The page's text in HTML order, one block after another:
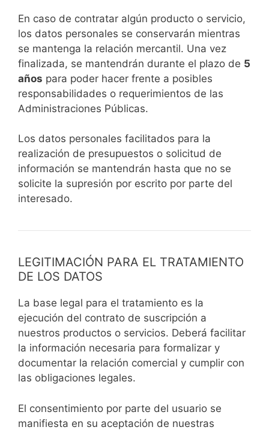
En caso de contratar algún producto o servicio,
los datos personales se conservarán mientras
se mantenga la relación mercantil. Una vez
finalizada, se mantendrán durante el plazo de 5
años para poder hacer frente a posibles
responsabilidades o requerimientos de las
Administraciones Públicas.
Los datos personales facilitados para la
realización de presupuestos o solicitud de
información se mantendrán hasta que no se
solicite la supresión por escrito por parte del
interesado.
LEGITIMACIÓN PARA EL TRATAMIENTO
DE LOS DATOS
La base legal para el tratamiento es la
ejecución del contrato de suscripción a
nuestros productos o servicios. Deberá facilitar
la información necesaria para formalizar y
documentar la relación comercial y cumplir con
las obligaciones legales.
El consentimiento por parte del usuario se
manifiesta en su aceptación de nuestras